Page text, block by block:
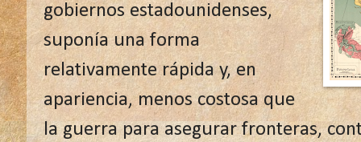
gobiernos estadounidenses,
suponía una forma
relativamente rápida y, en
apariencia, menos costosa que
la guerra para asegurar fronteras,